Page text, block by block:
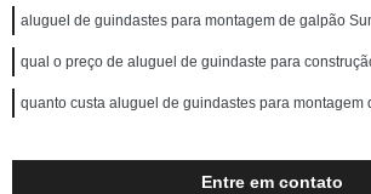
aluguel de guindastes para montagem de galpão
qual o preço de aluguel de guindaste para
quanto custa aluguel de guindastes para montagem
Entre em contato